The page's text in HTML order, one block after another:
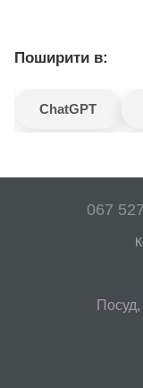
Поширити в:
ChatGPT
067